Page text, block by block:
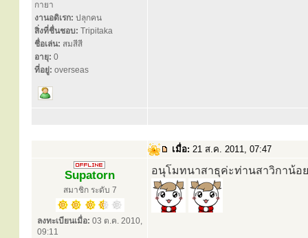
กายา
งานอดิเรก: ปลุกคน
สิ่งที่ชื่นชอบ: Tripitaka
ชื่อเล่น: สมสีสี
อายุ: 0
ที่อยู่: overseas
เมื่อ: 21 ส.ค. 2011, 07:47
Supatorn
สมาชิก ระดับ 7
ลงทะเบียนเมื่อ: 03 ต.ค. 2010,
09:11
อนุโมทนาสาธุค่ะท่านสาวิกาน้อ